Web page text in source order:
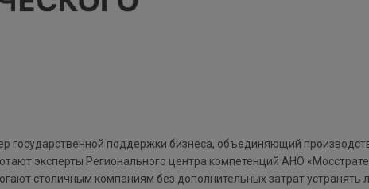
государственной поддержки бизнеса, объединяющий
эксперты Регионального центра компетенций АНО
столичным компаниям без дополнительных затрат устранять